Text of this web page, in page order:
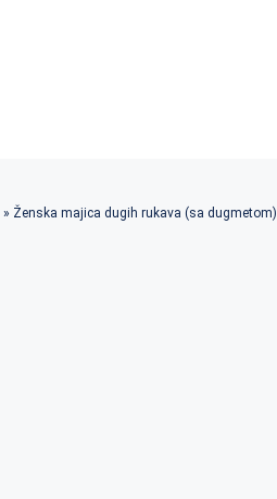
» Ženska majica dugih rukava (sa dugmetom)